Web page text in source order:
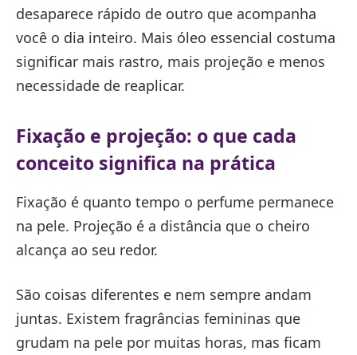
desaparece rápido de outro que acompanha
você o dia inteiro. Mais óleo essencial costuma
significar mais rastro, mais projeção e menos
necessidade de reaplicar.
Fixação e projeção: o que cada
conceito significa na prática
Fixação é quanto tempo o perfume permanece
na pele. Projeção é a distância que o cheiro
alcança ao seu redor.
São coisas diferentes e nem sempre andam
juntas. Existem fragrâncias femininas que
grudam na pele por muitas horas, mas ficam